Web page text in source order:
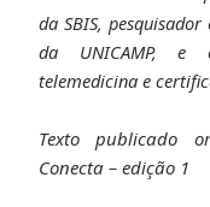
da SBIS,
da UNICAMP, e
telemedicina e
Texto publicado
Conecta – edição 1